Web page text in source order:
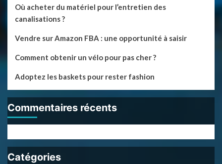
Où acheter du matériel pour l’entretien des
canalisations ?
Vendre sur Amazon FBA : une opportunité à saisir
Comment obtenir un vélo pour pas cher ?
Adoptez les baskets pour rester fashion
Commentaires récents
Catégories